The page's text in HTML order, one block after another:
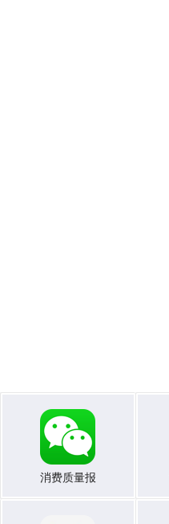
消费质量报